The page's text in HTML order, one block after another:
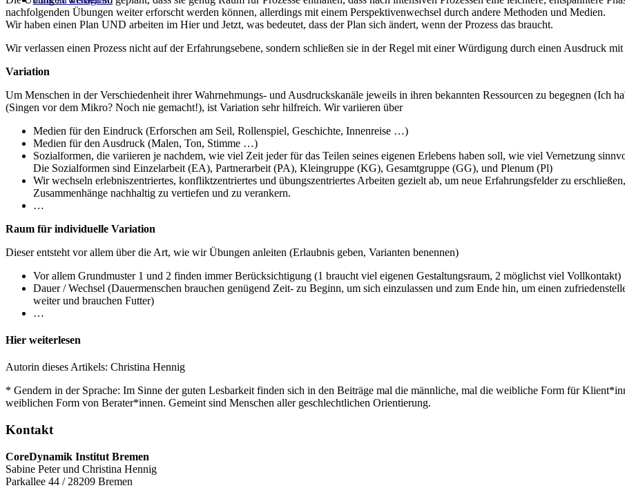
nachfolgenden Übungen weiter erforscht werden können, allerdings mit einem Perspektivenwechsel durch andere Methoden und Medien.
Wir haben einen Plan UND arbeiten im Hier und Jetzt, was bedeutet, dass der Plan sich ändert, wenn der Prozess das braucht.
Wir verlassen einen Prozess nicht auf der Erfahrungsebene, sondern schließen sie in der Regel mit einer Würdigung durch einen Ausdruck
Variation
Um Menschen in der Verschiedenheit ihrer Wahrnehmungs- und Ausdruckskanäle jeweils in ihren bekannten Ressourcen zu begegnen (Ich
(Singen vor dem Mikro? Noch nie gemacht!), ist Variation sehr hilfreich. Wir variieren über
Medien für den Eindruck (Erforschen am Seil, Rollenspiel, Geschichte, Innenreise …)
Medien für den Ausdruck (Malen, Ton, Stimme …)
Sozialformen, die variieren je nachdem, wie viel Zeit jeder für das Teilen seines eigenen Erlebens haben soll, wie viel Vernetzung
Die Sozialformen sind Einzelarbeit (EA), Partnerarbeit (PA), Kleingruppe (KG), Gesamtgruppe (GG), und Plenum (Pl)
Wir wechseln erlebniszentriertes, konfliktzentriertes und übungszentriertes Arbeiten gezielt ab, um neue Erfahrungsfelder zu
Zusammenhänge nachhaltig zu vertiefen und zu verankern.
…
Raum für individuelle Variation
Dieser entsteht vor allem über die Art, wie wir Übungen anleiten (Erlaubnis geben, Varianten benennen)
Vor allem Grundmuster 1 und 2 finden immer Berücksichtigung (1 braucht viel eigenen Gestaltungsraum, 2 möglichst viel Vollkontakt)
Dauer / Wechsel (Dauermenschen brauchen genügend Zeit- zu Beginn, um sich einzulassen und zum Ende hin, um einen
weiter und brauchen Futter)
…
Hier weiterlesen
Autorin dieses Artikels: Christina Hennig
* Gendern in der Sprache: Im Sinne der guten Lesbarkeit finden sich in den Beiträge mal die männliche, mal die weibliche Form für
weiblichen Form von Berater*innen. Gemeint sind Menschen aller geschlechtlichen Orientierung.
Kontakt
CoreDynamik Institut Bremen
Sabine Peter und Christina Hennig
Parkallee 44 / 28209 Bremen